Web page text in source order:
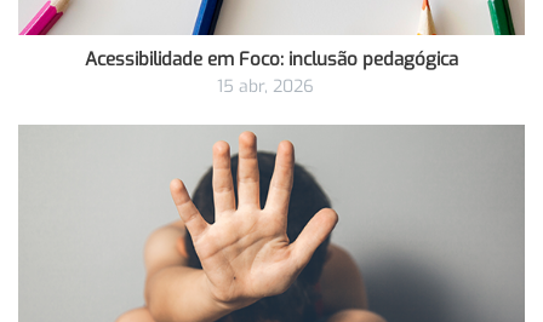
Acessibilidade em Foco: inclusão pedagógica
15 abr, 2026